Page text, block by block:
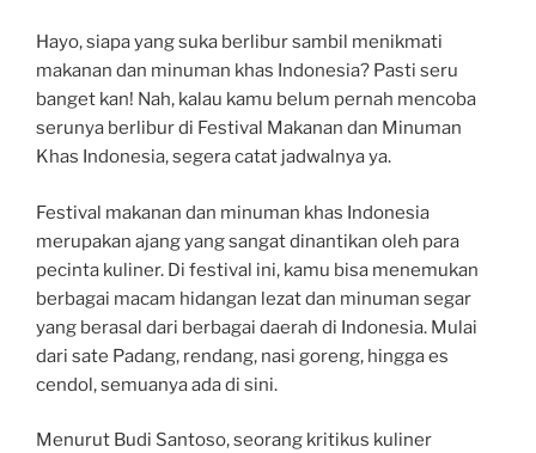
Hayo, siapa yang suka berlibur sambil menikmati
makanan dan minuman khas Indonesia? Pasti seru
banget kan! Nah, kalau kamu belum pernah mencoba
serunya berlibur di Festival Makanan dan Minuman
Khas Indonesia, segera catat jadwalnya ya.
Festival makanan dan minuman khas Indonesia
merupakan ajang yang sangat dinantikan oleh para
pecinta kuliner. Di festival ini, kamu bisa menemukan
berbagai macam hidangan lezat dan minuman segar
yang berasal dari berbagai daerah di Indonesia. Mulai
dari sate Padang, rendang, nasi goreng, hingga es
cendol, semuanya ada di sini.
Menurut Budi Santoso, seorang kritikus kuliner